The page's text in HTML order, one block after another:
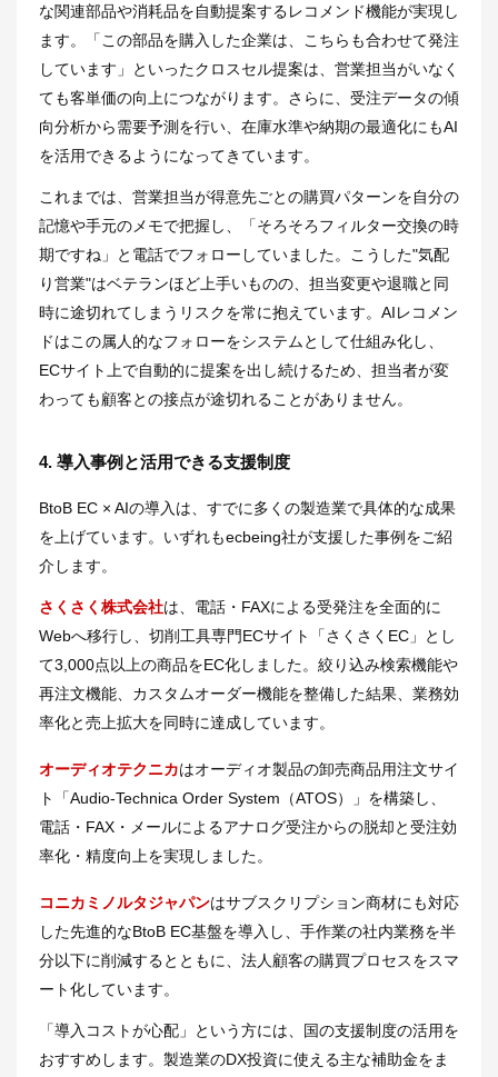
な関連部品や消耗品を自動提案するレコメンド機能が実現し
ます。「この部品を購入した企業は、こちらも合わせて発注
しています」といったクロスセル提案は、営業担当がいなく
ても客単価の向上につながります。さらに、受注データの傾
向分析から需要予測を行い、在庫水準や納期の最適化にもAI
を活用できるようになってきています。
これまでは、営業担当が得意先ごとの購買パターンを自分の
記憶や手元のメモで把握し、「そろそろフィルター交換の時
期ですね」と電話でフォローしていました。こうした"気配
り営業"はベテランほど上手いものの、担当変更や退職と同
時に途切れてしまうリスクを常に抱えています。AIレコメン
ドはこの属人的なフォローをシステムとして仕組み化し、
ECサイト上で自動的に提案を出し続けるため、担当者が変
わっても顧客との接点が途切れることがありません。
4. 導入事例と活用できる支援制度
BtoB EC × AIの導入は、すでに多くの製造業で具体的な成果
を上げています。いずれもecbeing社が支援した事例をご紹
介します。
さくさく株式会社は、電話・FAXによる受発注を全面的に
Webへ移行し、切削工具専門ECサイト「さくさくEC」とし
て3,000点以上の商品をEC化しました。絞り込み検索機能や
再注文機能、カスタムオーダー機能を整備した結果、業務効
率化と売上拡大を同時に達成しています。
オーディオテクニカはオーディオ製品の卸売商品用注文サイ
ト「Audio-Technica Order System（ATOS）」を構築し、
電話・FAX・メールによるアナログ受注からの脱却と受注効
率化・精度向上を実現しました。
コニカミノルタジャパンはサブスクリプション商材にも対応
した先進的なBtoB EC基盤を導入し、手作業の社内業務を半
分以下に削減するとともに、法人顧客の購買プロセスをスマ
ート化しています。
「導入コストが心配」という方には、国の支援制度の活用を
おすすめします。製造業のDX投資に使える主な補助金をま